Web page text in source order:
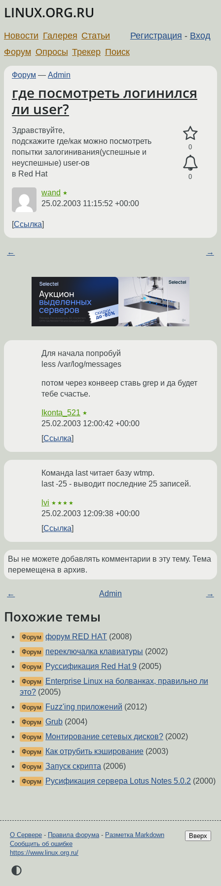
LINUX.ORG.RU
Регистрация - Вход
Новости Галерея Статьи
Форум Опросы Трекер Поиск
Форум — Admin
где посмотреть логинился
ли user?
0
0
Здравствуйте,
подскажите где/как можно посмотреть
попытки залогинивания(успешные и
неуспешные) user-ов
в Red Hat
wand ★
25.02.2003 11:15:52 +00:00
Ссылка
← →
Для начала попробуй
less /var/log/messages
потом через конвеер ставь grep и да будет
тебе счастье.
Ikonta_521 ★
25.02.2003 12:00:42 +00:00
Ссылка
Команда last читает базу wtmp.
last -25 - выводит последние 25 записей.
lvi ★★★★
25.02.2003 12:09:38 +00:00
Ссылка
Вы не можете добавлять комментарии в эту тему. Тема
перемещена в архив.
← Admin →
Похожие темы
Форум форум RED HAT (2008)
Форум переключалка клавиатуры (2002)
Форум Руссификация Red Hat 9 (2005)
Форум
Enterprise Linux на болванках, правильно ли
это? (2005)
Форум Fuzz'ing приложений (2012)
Форум Grub (2004)
Форум Монтирование сетевых дисков? (2002)
Форум Как отрубить кэширование (2003)
Форум Запуск скрипта (2006)
Форум Русификация сервера Lotus Notes 5.0.2 (2000)
Вверх
О Сервере - Правила форума- Разметка Markdown
Сообщить об ошибке
https://www.linux.org.ru/